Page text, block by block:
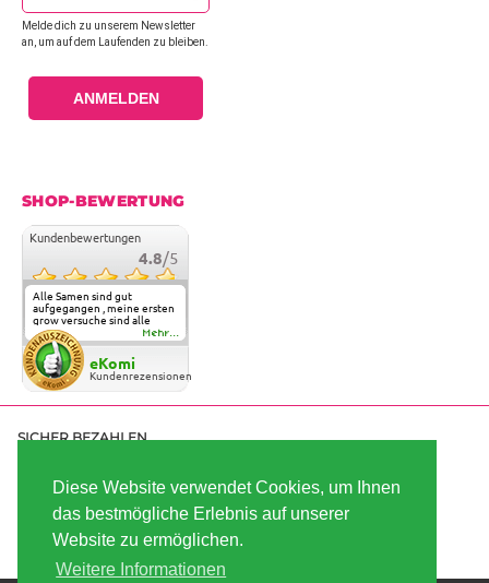
Diese Website verwendet Cookies, um Ihnen
das bestmögliche Erlebnis auf unserer
Website zu ermöglichen.
Weitere Informationen
Melde dich zu unserem Newsletter
an, um auf dem Laufenden zu bleiben.
ANMELDEN
SHOP-BEWERTUNG
Kundenbewertungen
4.8/5
Alle Samen sind gut
aufgegangen , meine ersten
grow versuche sind alle
geglückt. Die Sorten und
Anbieter Vielfalt
überzeugen sehr . Werde
wohl immer hier bestellen !
Mehr...
eKomi
Kundenrezensionen
SICHER BEZAHLEN
SCHNELL VERSENDET